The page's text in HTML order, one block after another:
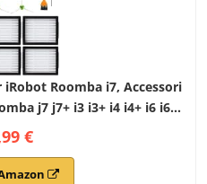
Roomba i7, Accessori
j7 j7+ i3 i3+ i4 i4+ i6 i6+
Spazzole In Gomma, 4 Filtri,
Laterali
€